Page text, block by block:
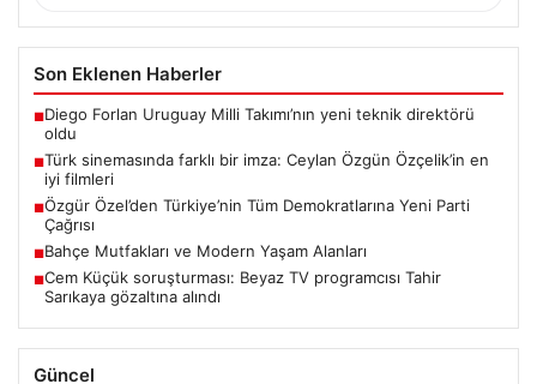
Son Eklenen Haberler
■Diego Forlan Uruguay Milli Takımı’nın yeni teknik direktörü
oldu
■Türk sinemasında farklı bir imza: Ceylan Özgün Özçelik’in en
iyi filmleri
■Özgür Özel’den Türkiye’nin Tüm Demokratlarına Yeni Parti
Çağrısı
■Bahçe Mutfakları ve Modern Yaşam Alanları
■Cem Küçük soruşturması: Beyaz TV programcısı Tahir
Sarıkaya gözaltına alındı
Güncel